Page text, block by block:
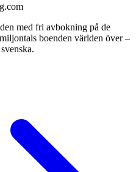
med fri avbokning på de
boenden världen över –